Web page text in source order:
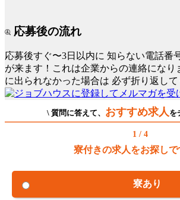
応募後の流れ
応募後すぐ〜3日以内に 知らない電話番
が来ます！これは企業からの連絡になり
に出られなかった場合は 必ず折り返し
\ 質問に答えて、 おすすめ求人を
1 / 4
寮付きの求人をお探しで
寮あり